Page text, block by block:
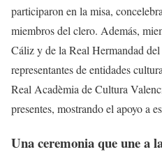
participaron en la misa,
miembros del clero. Además,
Cáliz y de la Real Hermandad
representantes de entidades
Real Acadèmia de Cultura
presentes, mostrando el apoyo a
Una ceremonia que une a